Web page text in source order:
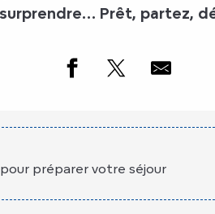
Prêt, partez,
préparer votre séjour